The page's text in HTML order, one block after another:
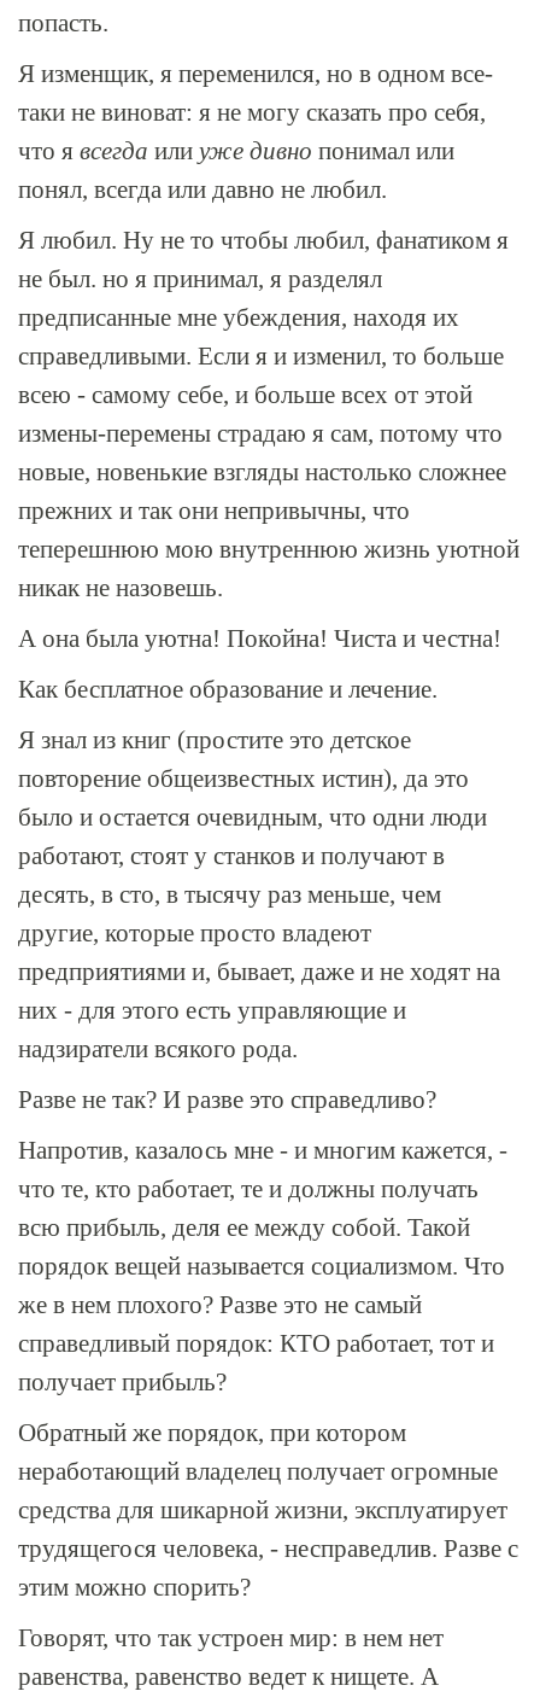
попасть.
Я изменщик, я переменился, но в одном все-
таки не виноват: я не могу сказать про себя,
что я всегда или уже дивно понимал или
понял, всегда или давно не любил.
Я любил. Ну не то чтобы любил, фанатиком я
не был. но я принимал, я разделял
предписанные мне убеждения, находя их
справедливыми. Если я и изменил, то больше
всею - самому себе, и больше всех от этой
измены-перемены страдаю я сам, потому что
новые, новенькие взгляды настолько сложнее
прежних и так они непривычны, что
теперешнюю мою внутреннюю жизнь уютной
никак не назовешь.
А она была уютна! Покойна! Чиста и честна!
Как бесплатное образование и лечение.
Я знал из книг (простите это детское
повторение общеизвестных истин), да это
было и остается очевидным, что одни люди
работают, стоят у станков и получают в
десять, в сто, в тысячу раз меньше, чем
другие, которые просто владеют
предприятиями и, бывает, даже и не ходят на
них - для этого есть управляющие и
надзиратели всякого рода.
Разве не так? И разве это справедливо?
Напротив, казалось мне - и многим кажется, -
что те, кто работает, те и должны получать
всю прибыль, деля ее между собой. Такой
порядок вещей называется социализмом. Что
же в нем плохого? Разве это не самый
справедливый порядок: КТО работает, тот и
получает прибыль?
Обратный же порядок, при котором
неработающий владелец получает огромные
средства для шикарной жизни, эксплуатирует
трудящегося человека, - несправедлив. Разве с
этим можно спорить?
Говорят, что так устроен мир: в нем нет
равенства, равенство ведет к нищете. А